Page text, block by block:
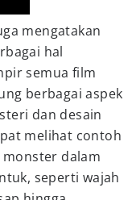
mengatakan
hal
semua film
berbagai aspek
dan desain
melihat contoh
dalam
seperti wajah